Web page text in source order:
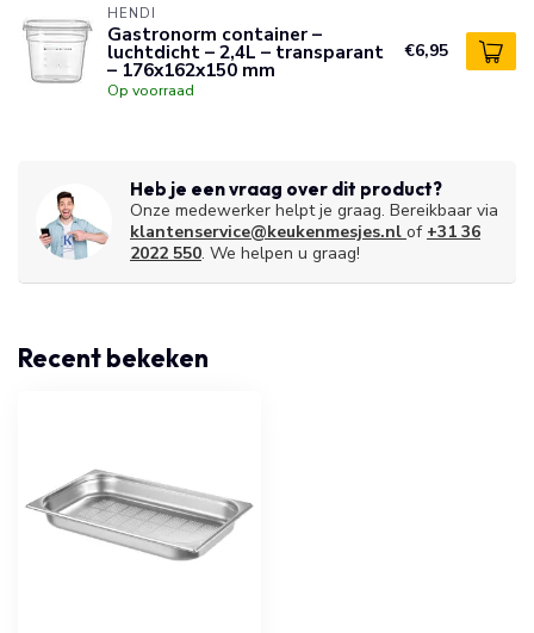
HENDI
Gastronorm container –
luchtdicht – 2,4L – transparant
– 176x162x150 mm
Op voorraad
€6,95
Heb je een vraag over dit product?
Onze medewerker helpt je graag. Bereikbaar via
klantenservice@keukenmesjes.nl of +31 36
2022 550. We helpen u graag!
Recent bekeken